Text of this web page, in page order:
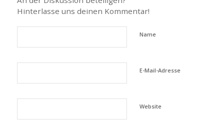
Hinterlasse uns deinen Kommentar!
Name
E-Mail-Adresse
Website